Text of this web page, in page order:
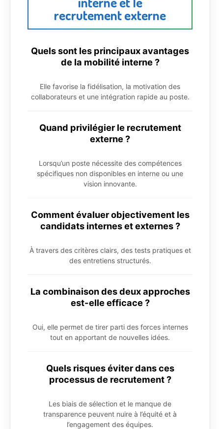
recrutement externe
Quels sont les principaux avantages
de la mobilité interne ?
Elle favorise la fidélisation, la motivation des
collaborateurs et une intégration rapide au poste.
Quand privilégier le recrutement
externe ?
Lorsqu’un poste nécessite des compétences
spécifiques non disponibles en interne ou une
vision innovante.
Comment évaluer objectivement les
candidats internes et externes ?
À travers des critères clairs, des tests pratiques et
des entretiens structurés.
La combinaison des deux approches
est-elle efficace ?
Oui, elle permet de tirer parti des forces internes
tout en apportant de nouvelles idées.
Quels risques éviter dans ces
processus de recrutement ?
Les biais de sélection et le manque de
transparence peuvent nuire à l’équité et à
l’engagement des équipes.